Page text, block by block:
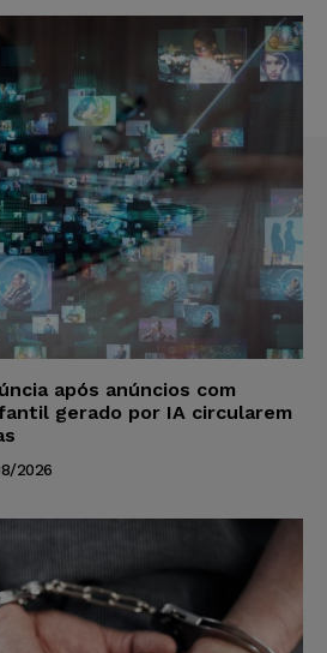
após anúncios com
gerado por IA circularem
2026